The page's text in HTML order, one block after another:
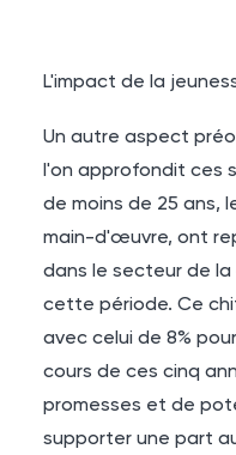
L'impact de la
Un autre aspect
l'on approfondit ces
de moins de 25 ans,
main-d'œuvre, ont
dans le secteur de
cette période. Ce
avec celui de 8%
cours de ces cinq
promesses et de
supporter une part